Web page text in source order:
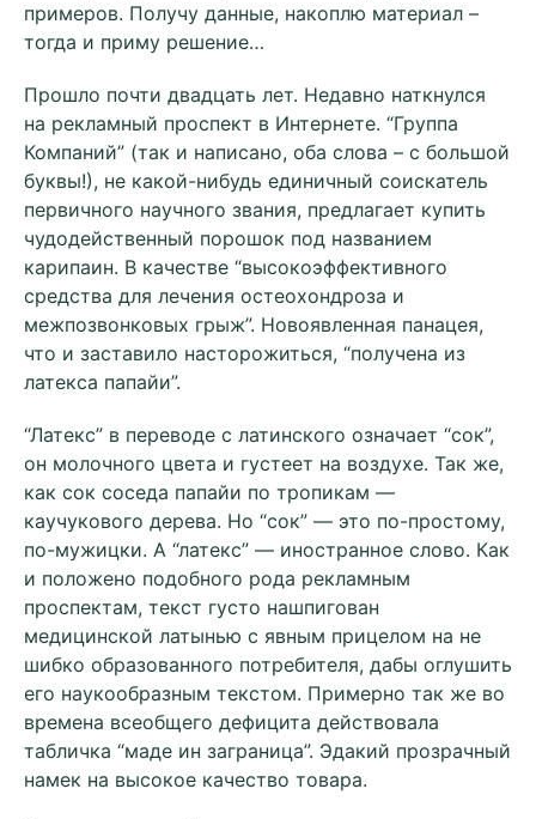
примеров. Получу данные, накоплю материал –
тогда и приму решение…
Прошло почти двадцать лет. Недавно наткнулся
на рекламный проспект в Интернете. “Группа
Компаний” (так и написано, оба слова – с большой
буквы!), не какой-нибудь единичный соискатель
первичного научного звания, предлагает купить
чудодейственный порошок под названием
карипаин. В качестве “высокоэффективного
средства для лечения остеохондроза и
межпозвонковых грыж”. Новоявленная панацея,
что и заставило насторожиться, “получена из
латекса папайи”.
“Латекс” в переводе с латинского означает “сок”,
он молочного цвета и густеет на воздухе. Так же,
как сок соседа папайи по тропикам —
каучукового дерева. Но “сок” — это по-простому,
по-мужицки. А “латекс” — иностранное слово. Как
и положено подобного рода рекламным
проспектам, текст густо нашпигован
медицинской латынью с явным прицелом на не
шибко образованного потребителя, дабы оглушить
его наукообразным текстом. Примерно так же во
времена всеобщего дефицита действовала
табличка “маде ин заграница”. Эдакий прозрачный
намек на высокое качество товара.